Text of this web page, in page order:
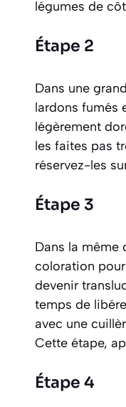
légumes de
Étape 2
Dans une
lardons fumés
légèrement
les faites pas
réservez-les
Étape 3
Dans la même
coloration
devenir
temps de
avec une
Cette étape,
Étape 4